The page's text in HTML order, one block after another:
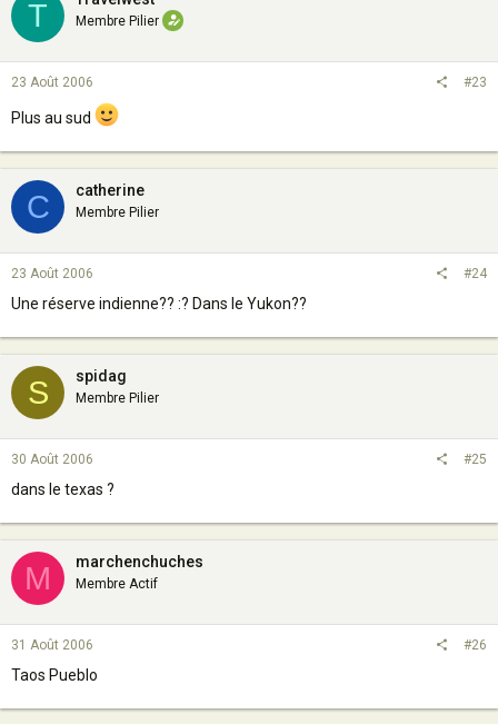
T Membre Pilier
23 Août 2006 #23
Plus au sud
C catherine
Membre Pilier
23 Août 2006 #24
Une réserve indienne?? :? Dans le Yukon??
S spidag
Membre Pilier
30 Août 2006 #25
dans le texas ?
M marchenchuches
Membre Actif
31 Août 2006 #26
Taos Pueblo